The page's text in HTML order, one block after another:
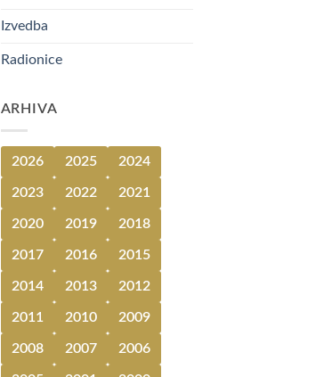
Izvedba
Radionice
ARHIVA
2026 2025 2024
2023 2022 2021
2020 2019 2018
2017 2016 2015
2014 2013 2012
2011 2010 2009
2008 2007 2006